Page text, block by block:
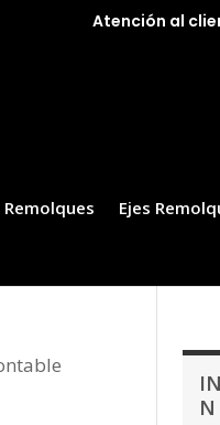
Atención al
Remolques
Ejes
N